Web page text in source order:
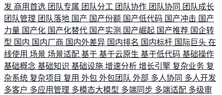
发 商用首选 团队专属 团队分工 团队协作 团队协同 团队成长
团队管理 团队落地 国产 国产份额 国产低代码 国产冲击 国产
力量 国产化 国产化替代 国产实测 国产崛起 国产推荐 国企转
型 国内 国内厂商 国内外差异 国内排名 国内标杆 国际巨头 在
线使用 场景 场景适配 基于 基于云原生 基于低代码 基础操作
基础概念 基础知识 基础设施 增速分析 增长引擎 复杂业务 复
杂系统 复杂项目 复用 外包 外包团队 外部 多人协同 多人开发
多客户 多应用管理 多模态大模型 多端同步 多端适配 多级审